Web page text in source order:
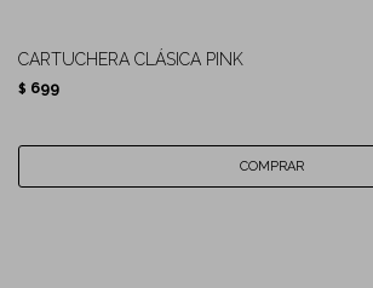
CARTUCHERA CLÁSICA PINK
$ 699